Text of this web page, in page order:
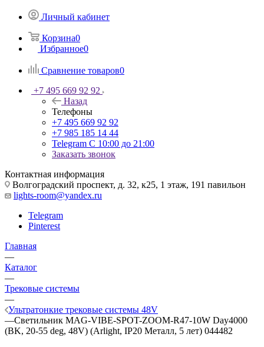
Личный кабинет
Корзина0
Избранное0
Сравнение товаров0
+7 495 669 92 92
Назад
Телефоны
+7 495 669 92 92
+7 985 185 14 44
Telegram С 10:00 до 21:00
Заказать звонок
Контактная информация
Волгоградский проспект, д. 32, к25, 1 этаж, 191 павильон
lights-room@yandex.ru
Telegram
Pinterest
Главная
—
Каталог
—
Трековые системы
—
Ультратонкие трековые системы 48V
—Светильник MAG-VIBE-SPOT-ZOOM-R47-10W Day4000
(BK, 20-55 deg, 48V) (Arlight, IP20 Металл, 5 лет) 044482